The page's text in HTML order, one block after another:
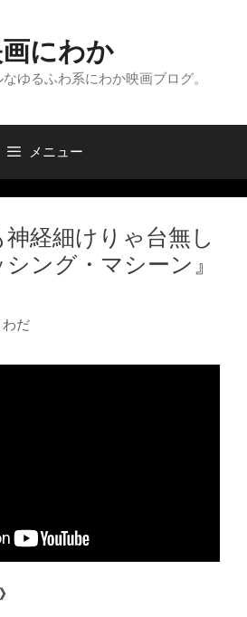
にわか
ゆるふわ系にわか映画ブログ。
メニュー
経細けりゃ台無し
ング・マシーン』
わだ